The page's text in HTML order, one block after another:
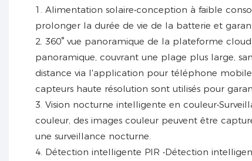
1. Alimentation solaire•conception à faible
prolonger la durée de vie de la batterie et
2. 360° vue panoramique de la plateforme
panoramique, couvrant une plage plus large,
distance via l'application pour téléphone
capteurs haute résolution sont utilisés pour
3. Vision nocturne intelligente en
couleur, des images couleur peuvent être
une surveillance nocturne.
4. Détection intelligente PIR •Détection